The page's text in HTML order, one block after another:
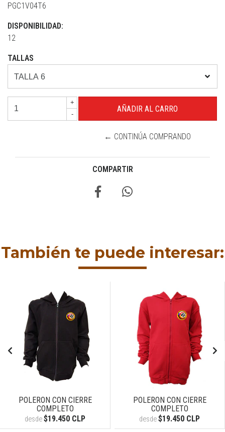
PGC1V04T6
DISPONIBILIDAD:
12
TALLAS
+
-
← CONTINÚA COMPRANDO
COMPARTIR
También te puede interesar:
POLERON CON CIERRE
COMPLETO
desde$19.450 CLP
POLERON CON CIERRE
COMPLETO
desde$19.450 CLP